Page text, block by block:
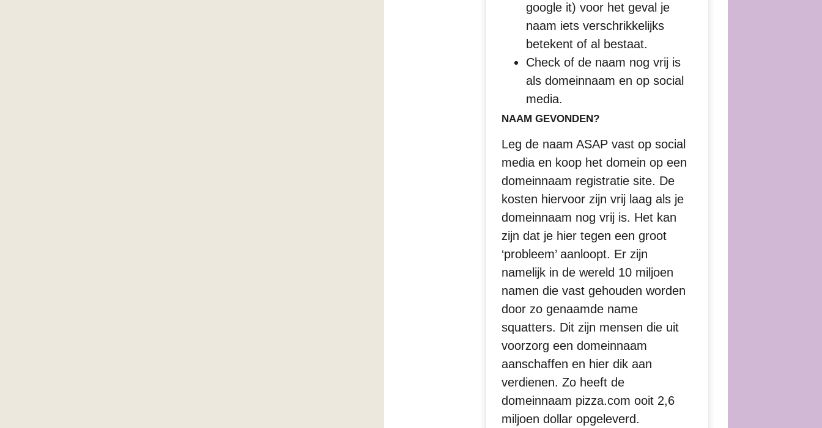
google it) voor het geval je
naam iets verschrikkelijks
betekent of al bestaat.
Check of de naam nog vrij is
als domeinnaam en op social
media.
NAAM GEVONDEN?
Leg de naam ASAP vast op social
media en koop het domein op een
domeinnaam registratie site. De
kosten hiervoor zijn vrij laag als je
domeinnaam nog vrij is. Het kan
zijn dat je hier tegen een groot
‘probleem’ aanloopt. Er zijn
namelijk in de wereld 10 miljoen
namen die vast gehouden worden
door zo genaamde name
squatters. Dit zijn mensen die uit
voorzorg een domeinnaam
aanschaffen en hier dik aan
verdienen. Zo heeft de
domeinnaam pizza.com ooit 2,6
miljoen dollar opgeleverd.